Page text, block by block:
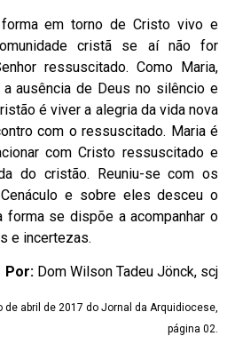
em torno de Cristo vivo e
cristã se aí não for
ressuscitado. Como Maria,
ausência de Deus no silêncio e
é viver a alegria da vida nova
com o ressuscitado. Maria é
com Cristo ressuscitado e
do cristão. Reuniu-se com os
e sobre eles desceu o
forma se dispõe a acompanhar o
e incertezas.
Por: Dom Wilson Tadeu Jönck, scj
de abril de 2017 do Jornal da Arquidiocese,
página 02.